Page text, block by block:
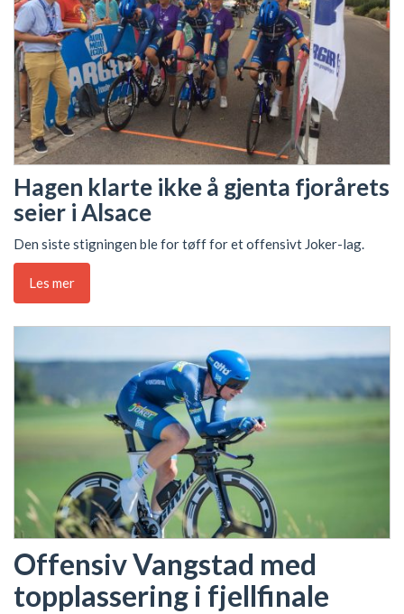
Hagen klarte ikke å gjenta fjorårets
seier i Alsace
Den siste stigningen ble for tøff for et offensivt Joker-lag.
Les mer
Offensiv Vangstad med
topplassering i fjellfinale